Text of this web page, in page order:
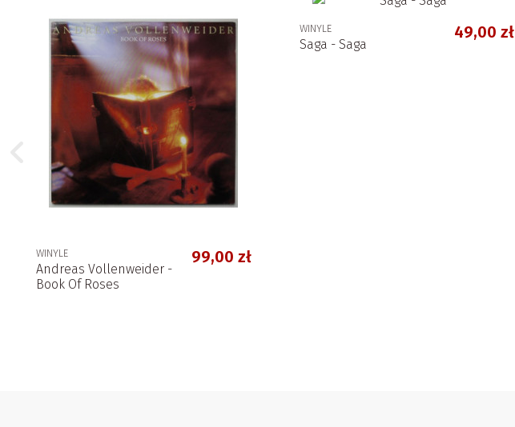
WINYLE
Andreas Vollenweider -
Book Of Roses
99,00 zł
WINYLE
Saga - Saga
49,00 zł